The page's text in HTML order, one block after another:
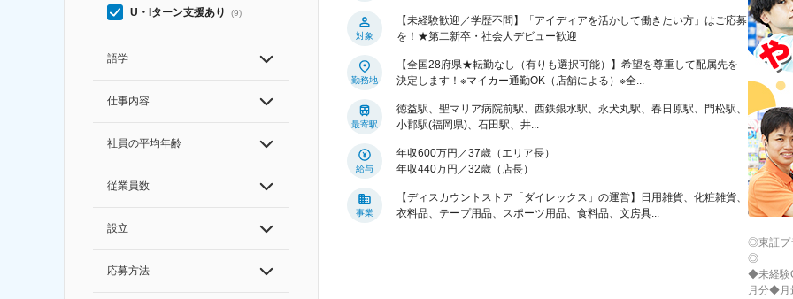
U・Iターン支援あり (9)
語学
仕事内容
社員の平均年齢
従業員数
設立
応募方法
対象
【未経験歓迎／学歴不問】「アイディアを活かして働きたい方」はご応募
を！★第二新卒・社会人デビュー歓迎
勤務地
【全国28府県★転勤なし（有りも選択可能）】希望を尊重して配属先を
決定します！※マイカー通勤OK（店舗による）※全...
最寄駅
徳益駅、聖マリア病院前駅、西鉄銀水駅、永犬丸駅、春日原駅、門松駅、
小郡駅(福岡県)、石田駅、井...
給与
年収600万円／37歳（エリア長）
年収440万円／32歳（店長）
事業
【ディスカウントストア「ダイレックス」の運営】日用雑貨、化粧雑貨、
衣料品、テープ用品、スポーツ用品、食料品、文房具...
◎東証プ
◎
◆未経験
月分◆月